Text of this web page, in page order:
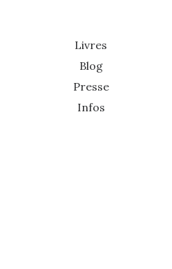
Livres
Blog
Presse
Infos